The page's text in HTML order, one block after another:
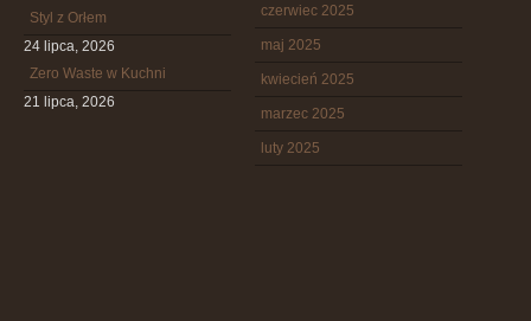
Styl z Orłem
24 lipca, 2026
Zero Waste w Kuchni
21 lipca, 2026
czerwiec 2025
maj 2025
kwiecień 2025
marzec 2025
luty 2025